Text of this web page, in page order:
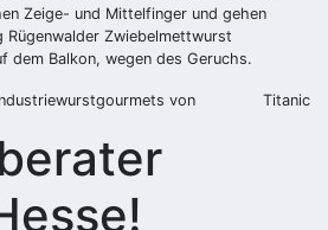
Zeige- und Mittelfinger und gehen
Zwiebelmettwurst
dem Balkon, wegen des Geruchs.
von Titanic